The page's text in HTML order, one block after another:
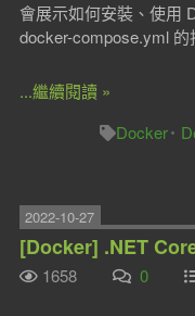
會展示如何安裝、使用
docker-compose.yml 的
...繼續閱讀 »
Docker
2022-10-27
[Docker] .NET
1658 0